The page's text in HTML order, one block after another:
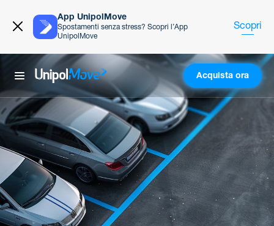
App UnipolMove
Spostamenti senza stress? Scopri l’App
UnipolMove
Scopri
UnipolMove Acquista ora